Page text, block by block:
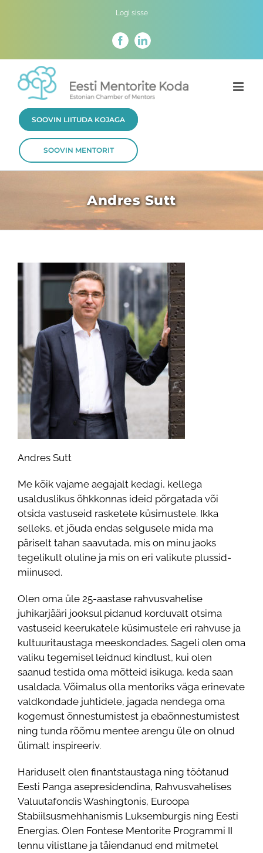
Logi sisse
FacebookLinkedIn
SOOVIN LIITUDA KOJAGA
SOOVIN MENTORIT
Andres Sutt
Andres Sutt
Me kõik vajame aegajalt kedagi, kellega
usalduslikus õhkkonnas ideid põrgatada või
otsida vastuseid rasketele küsimustele. Ikka
selleks, et jõuda endas selgusele mida ma
päriselt tahan saavutada, mis on minu jaoks
tegelikult oluline ja mis on eri valikute plussid-
miinused.
Olen oma üle 25-aastase rahvusvahelise
juhikarjääri jooksul pidanud korduvalt otsima
vastuseid keerukatele küsimustele eri rahvuse ja
kultuuritaustaga meeskondades. Sageli olen oma
valiku tegemisel leidnud kindlust, kui olen
saanud testida oma mõtteid isikuga, keda saan
usaldada. Võimalus olla mentoriks väga erinevate
valdkondade juhtidele, jagada nendega oma
kogemust õnnestumistest ja ebaõnnestumistest
ning tunda rõõmu mentee arengu üle on olnud
ülimalt inspireeriv.
Hariduselt olen finantstaustaga ning töötanud
Eesti Panga asepresidendina, Rahvusvahelises
Valuutafondis Washingtonis, Euroopa
Stabiilsusmehhanismis Luksemburgis ning Eesti
Energias. Olen Fontese Mentorite Programmi II
lennu vilistlane ja täiendanud end mitmetel